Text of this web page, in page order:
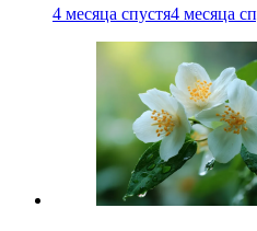
4 месяца спустя4 месяца